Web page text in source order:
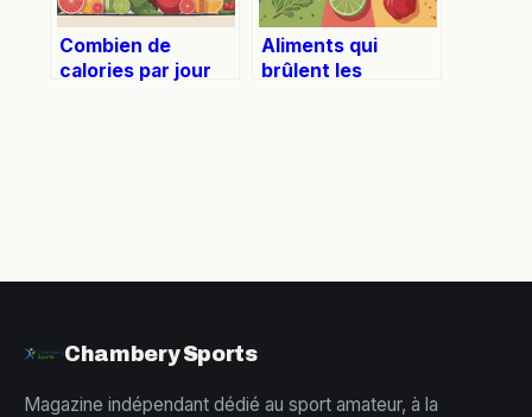
Combien de
calories par jour
Aliments qui
brûlent les
Chambery Sports
Magazine indépendant dédié au sport amateur, à la